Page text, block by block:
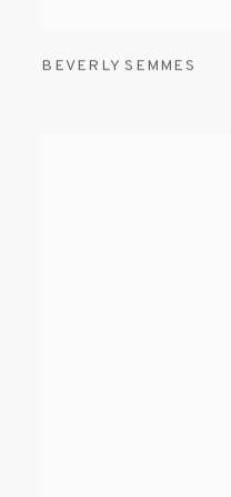
BEVERLY SEMMES